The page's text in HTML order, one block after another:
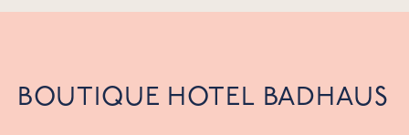
BOUTIQUE HOTEL BADHAUS